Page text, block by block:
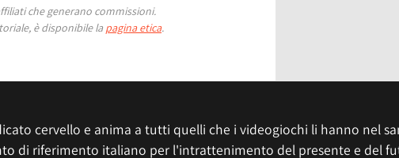
che generano commissioni.
è disponibile la pagina etica.
cervello e anima a tutti quelli che i videogiochi li hanno nel
di riferimento italiano per l'intrattenimento del presente e del